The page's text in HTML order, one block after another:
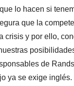
lo hacen si
que la
y por ello,
de
ya se exige